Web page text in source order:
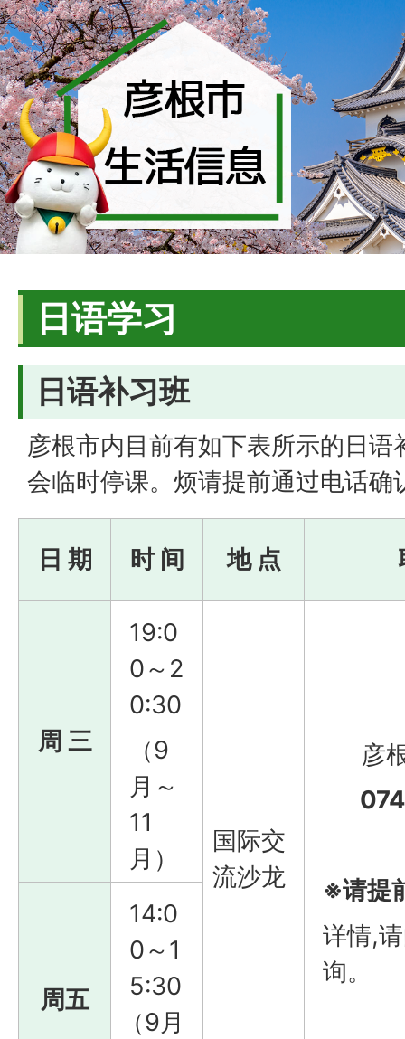
日语学习
日语补习班
彦根市内目前有如下表所示的日
会临时停课。烦请提前通过电话确
日 期 时 间 地 点
周 三
19:0
0～2
0:30
（9
月～
11
月）
国际交
流沙龙
彦
※请提
详情,
询。
周五
14:0
0～1
5:30
（9月